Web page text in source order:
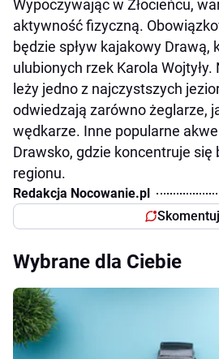
Wypoczywając w Złocieńcu,
aktywność fizyczną.
będzie spływ kajakowy Drawą,
ulubionych rzek Karola
leży jedno z najczystszych
odwiedzają zarówno żeglarze,
wędkarze. Inne popularne
Drawsko, gdzie koncentruje się
regionu.
Redakcja Nocowanie.pl
Skomentuj
Wybrane dla Ciebie